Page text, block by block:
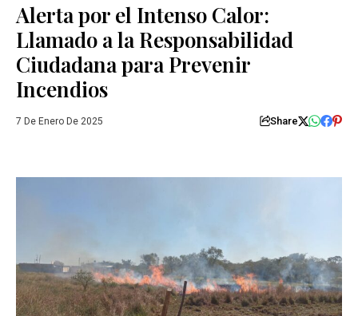
Alerta por el Intenso Calor:
Llamado a la Responsabilidad
Ciudadana para Prevenir
Incendios
7 De Enero De 2025 Share